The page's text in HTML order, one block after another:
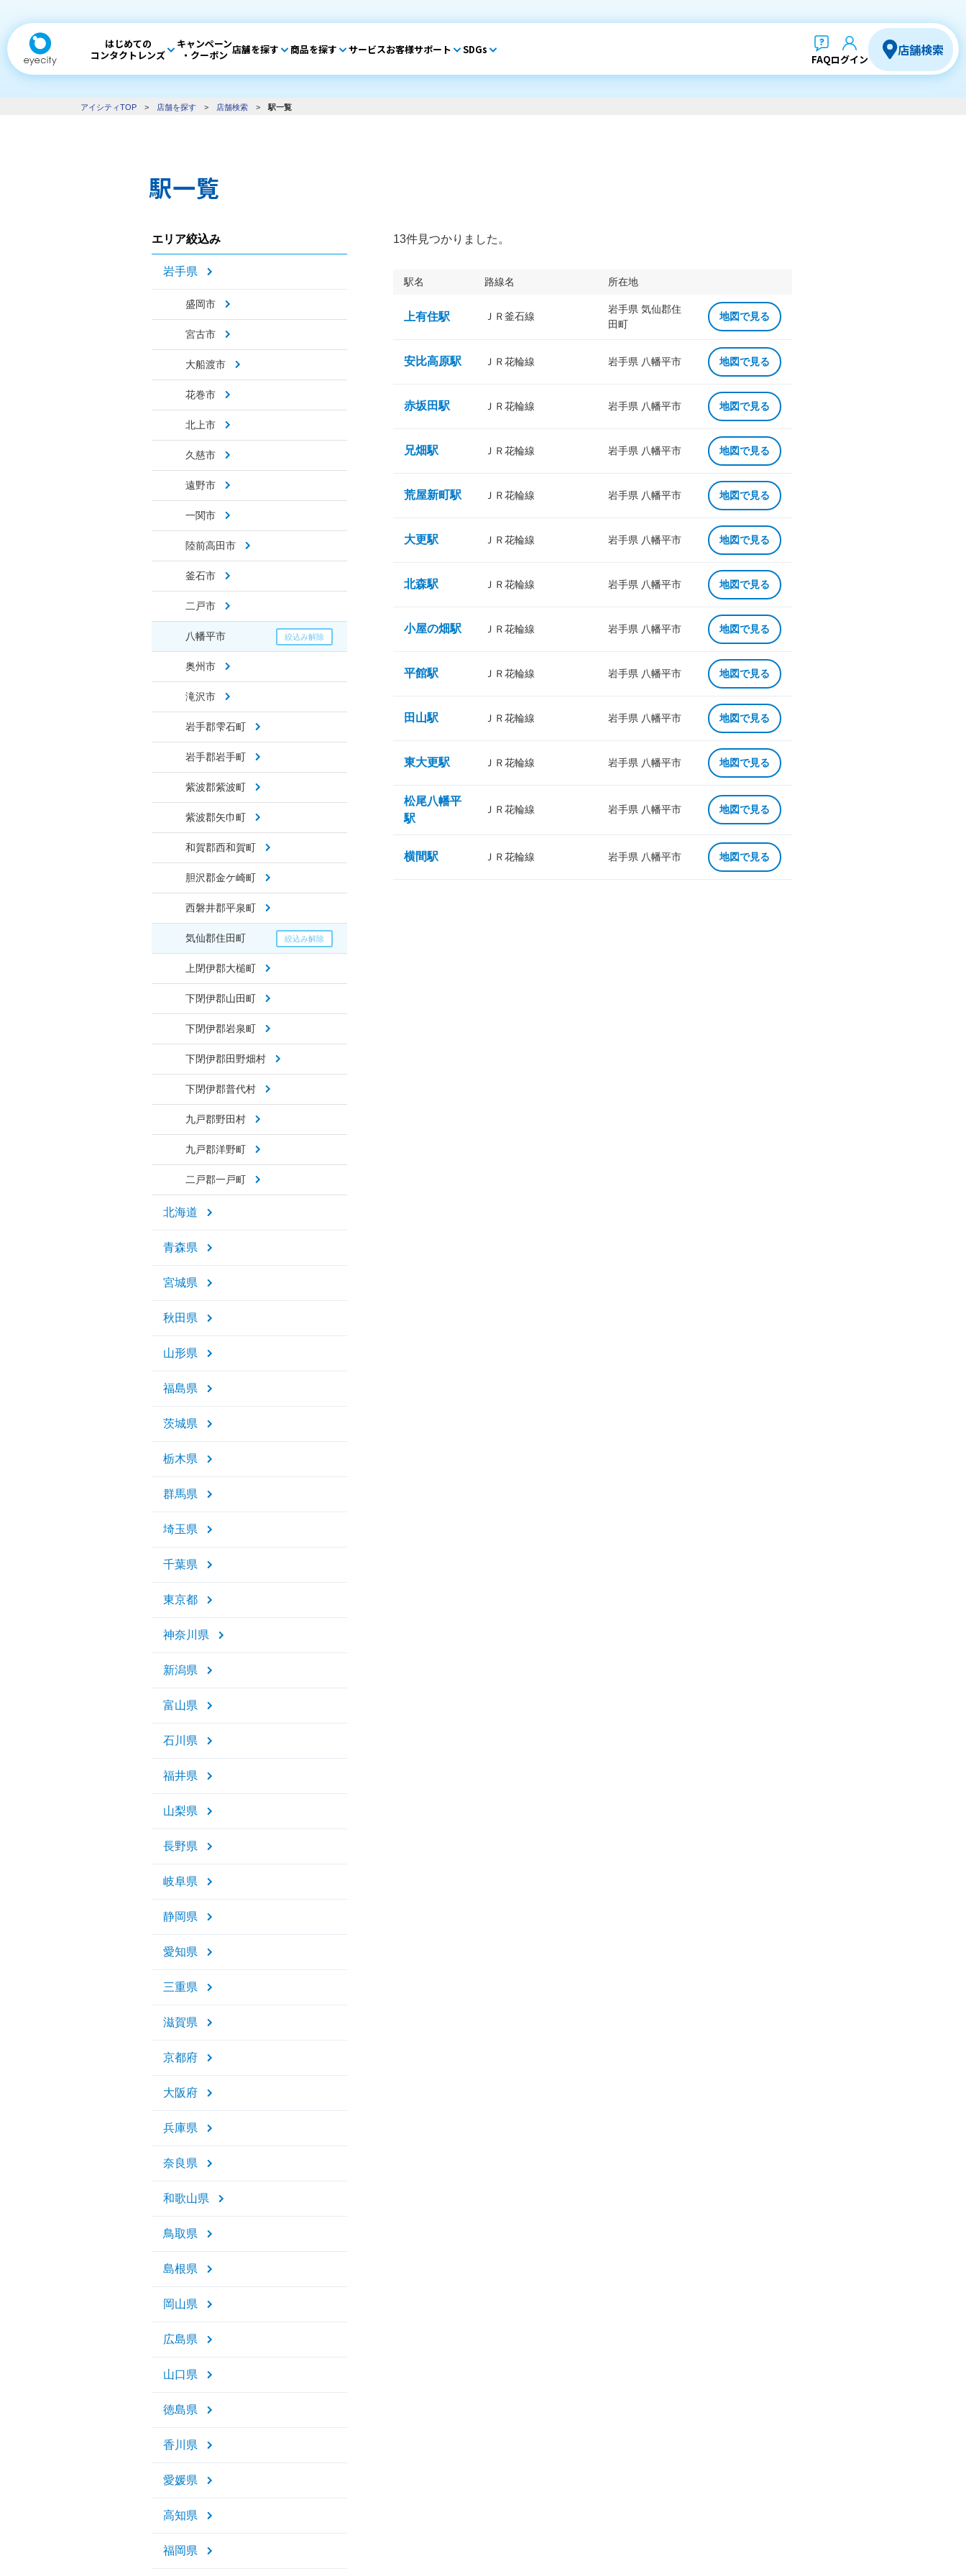
はじめての
コンタクトレンズ
キャンペーン
・クーポン 店舗を探す 商品を探す サービスお客様サポート SDGs
FAQログイン
店舗検索
アイシティTOP > 店舗を探す > 店舗検索 > 駅一覧
駅一覧
エリア絞込み
岩手県
盛岡市
宮古市
大船渡市
花巻市
北上市
久慈市
遠野市
一関市
陸前高田市
釜石市
二戸市
八幡平市
奥州市
滝沢市
岩手郡雫石町
岩手郡岩手町
紫波郡紫波町
紫波郡矢巾町
和賀郡西和賀町
胆沢郡金ケ崎町
西磐井郡平泉町
気仙郡住田町
上閉伊郡大槌町
下閉伊郡山田町
下閉伊郡岩泉町
下閉伊郡田野畑村
下閉伊郡普代村
九戸郡野田村
九戸郡洋野町
二戸郡一戸町
北海道
青森県
宮城県
秋田県
山形県
福島県
茨城県
栃木県
群馬県
埼玉県
千葉県
東京都
神奈川県
新潟県
富山県
石川県
福井県
山梨県
長野県
岐阜県
静岡県
愛知県
三重県
滋賀県
京都府
大阪府
兵庫県
奈良県
和歌山県
鳥取県
島根県
岡山県
広島県
山口県
徳島県
香川県
愛媛県
高知県
福岡県
13件見つかりました。
駅名 路線名 所在地
上有住駅 ＪＲ釜石線
岩手県 気仙郡住
田町
地図で見る
安比高原駅 ＪＲ花輪線 岩手県 八幡平市 地図で見る
赤坂田駅 ＪＲ花輪線 岩手県 八幡平市 地図で見る
兄畑駅 ＪＲ花輪線 岩手県 八幡平市 地図で見る
荒屋新町駅 ＪＲ花輪線 岩手県 八幡平市 地図で見る
大更駅 ＪＲ花輪線 岩手県 八幡平市 地図で見る
北森駅 ＪＲ花輪線 岩手県 八幡平市 地図で見る
小屋の畑駅 ＪＲ花輪線 岩手県 八幡平市 地図で見る
平館駅 ＪＲ花輪線 岩手県 八幡平市 地図で見る
田山駅 ＪＲ花輪線 岩手県 八幡平市 地図で見る
東大更駅 ＪＲ花輪線 岩手県 八幡平市 地図で見る
松尾八幡平
駅
ＪＲ花輪線 岩手県 八幡平市 地図で見る
横間駅 ＪＲ花輪線 岩手県 八幡平市 地図で見る